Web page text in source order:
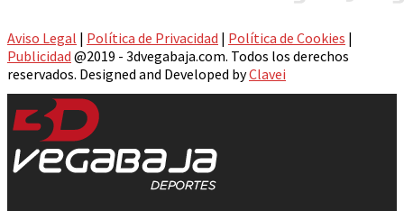
Aviso Legal | Política de Privacidad | Política de Cookies |
Publicidad @2019 - 3dvegabaja.com. Todos los derechos
reservados. Designed and Developed byClavei